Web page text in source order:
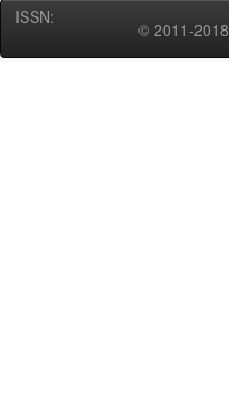
ISSN:
© 2011-2018